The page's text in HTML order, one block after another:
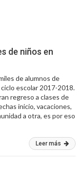
de niños en
de alumnos de
escolar 2017-2018.
regreso a clases de
inicio, vacaciones,
a otra, es por eso
Leer más